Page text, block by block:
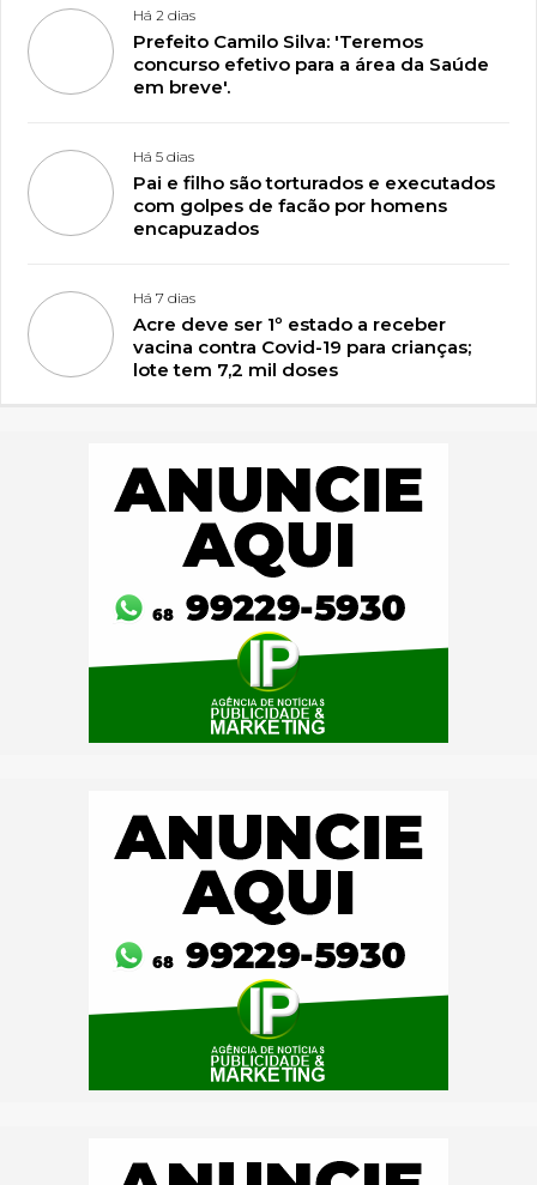
Há 2 dias
Prefeito Camilo Silva: 'Teremos
concurso efetivo para a área da Saúde
em breve'.
Há 5 dias
Pai e filho são torturados e executados
com golpes de facão por homens
encapuzados
Há 7 dias
Acre deve ser 1º estado a receber
vacina contra Covid-19 para crianças;
lote tem 7,2 mil doses